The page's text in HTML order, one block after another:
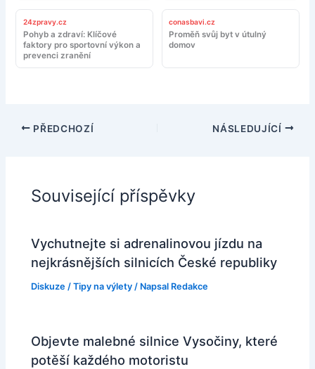
24zpravy.cz
Pohyb a zdraví: Klíčové
faktory pro sportovní výkon a
prevenci zranění
conasbavi.cz
Proměň svůj byt v útulný
domov
PŘEDCHOZÍ NÁSLEDUJÍCÍ
Související příspěvky
Vychutnejte si adrenalinovou jízdu na
nejkrásnějších silnicích České republiky
Diskuze /Tipy na výlety / Napsal Redakce
Objevte malebné silnice Vysočiny, které
potěší každého motoristu